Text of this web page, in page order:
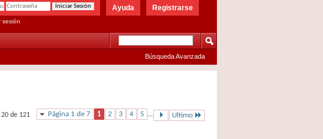
Registrarse
Ayuda
sesión
Búsqueda Avanzada
Página 1 de 7 1 2 3 4 5 ... Ultimo
de 121